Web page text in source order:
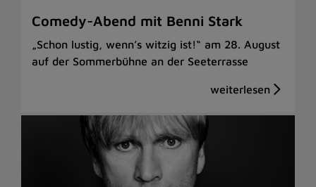
Comedy-Abend mit Benni Stark
„Schon lustig, wenn’s witzig ist!“ am 28. August
auf der Sommerbühne an der Seeterrasse